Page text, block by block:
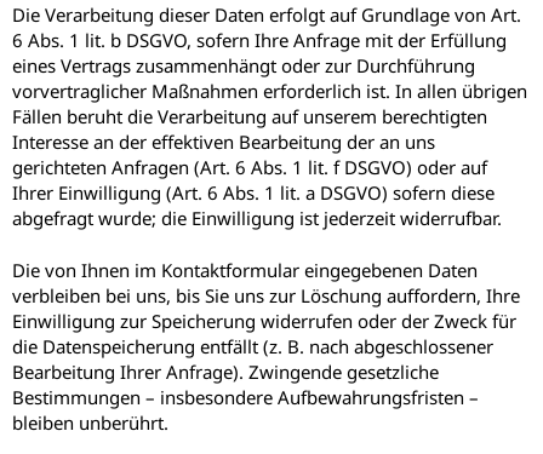
Die Verarbeitung dieser Daten erfolgt auf Grundlage von Art.
6 Abs. 1 lit. b DSGVO, sofern Ihre Anfrage mit der Erfüllung
eines Vertrags zusammenhängt oder zur Durchführung
vorvertraglicher Maßnahmen erforderlich ist. In allen übrigen
Fällen beruht die Verarbeitung auf unserem berechtigten
Interesse an der effektiven Bearbeitung der an uns
gerichteten Anfragen (Art. 6 Abs. 1 lit. f DSGVO) oder auf
Ihrer Einwilligung (Art. 6 Abs. 1 lit. a DSGVO) sofern diese
abgefragt wurde; die Einwilligung ist jederzeit widerrufbar.
Die von Ihnen im Kontaktformular eingegebenen Daten
verbleiben bei uns, bis Sie uns zur Löschung auffordern, Ihre
Einwilligung zur Speicherung widerrufen oder der Zweck für
die Datenspeicherung entfällt (z. B. nach abgeschlossener
Bearbeitung Ihrer Anfrage). Zwingende gesetzliche
Bestimmungen – insbesondere Aufbewahrungsfristen –
bleiben unberührt.